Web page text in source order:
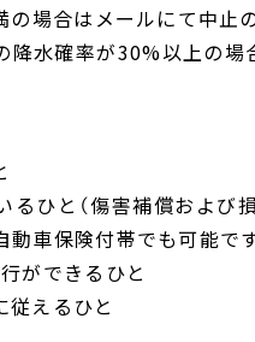
場合はメールにて中止
降水確率が30%以上の
るひと（傷害補償およ
車保険付帯でも可能です
ができるひと
従えるひと